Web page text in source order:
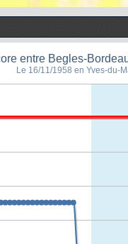
entre Begles-
Le 16/11/1958 en Yves-du-